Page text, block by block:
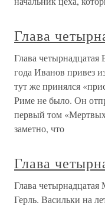
Глава
Глава четырнадцатая
года Иванов привез
тут же принялся
Риме не было. Он
первый том
заметно, что
Глава
Глава
Герль. Васильки на